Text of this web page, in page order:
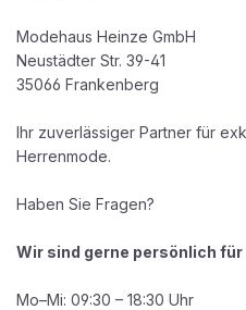
Modehaus Heinze GmbH
Neustädter Str. 39-41
35066 Frankenberg
Ihr zuverlässiger Partner für
Herrenmode.
Haben Sie Fragen?
Wir sind gerne persönlich für
Mo–Mi: 09:30 – 18:30 Uhr